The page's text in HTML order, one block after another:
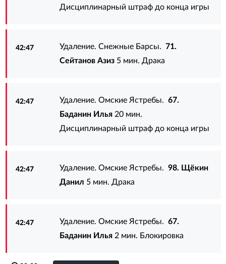
Дисциплинарный штраф до конца игры
42:47 Удаление. Снежные Барсы.71.
Сейтанов Азиз 5 мин. Драка
42:47 Удаление. Омские Ястребы.67.
Баданин Илья 20 мин.
Дисциплинарный штраф до конца игры
42:47 Удаление. Омские Ястребы.98. Щёкин
Данил 5 мин. Драка
42:47 Удаление. Омские Ястребы.67.
Баданин Илья 2 мин. Блокировка